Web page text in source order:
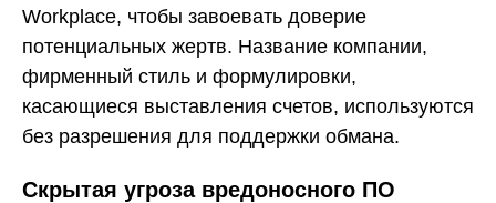
Workplace, чтобы завоевать доверие
потенциальных жертв. Название компании,
фирменный стиль и формулировки,
касающиеся выставления счетов, используются
без разрешения для поддержки обмана.
Скрытая угроза вредоносного ПО